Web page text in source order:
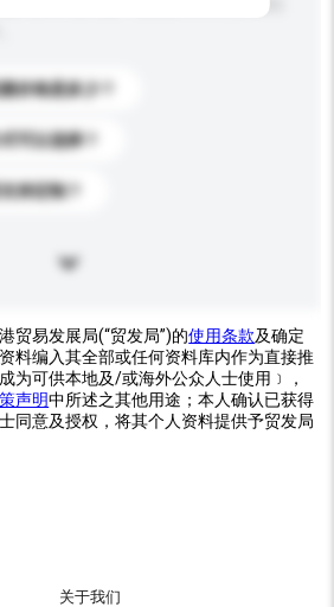
价格是多少？
可以选择？
持定制？
贸易发展局(“贸发局”)的使用条款及确定
料编入其全部或任何资料库内作为直接推
为可供本地及/或海外公众人士使用﹞，
声明中所述之其他用途；本人确认已获得
同意及授权，将其个人资料提供予贸发局
关于我们